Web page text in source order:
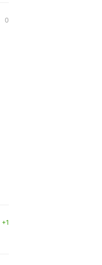
0
+1